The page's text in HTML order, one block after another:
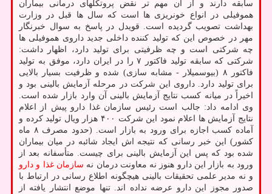
سابقه دارند و از آن مهم تر نقض پروتکلهای درمانی بیماران
هموفیلی در انواع خونریزی ها است که سال ها قبل در وزارت
بهداشت تصویب گردیده است. قویدل در پاسخ به سوال خبرنگار
مهر در خصوص این که تولید کننده داخلی جدید داروی هموفیلی ها
چه شرکتی است و چه ظرفیتی برای تولید دارد، اظهار داشت:
شرکتی که سابقه تولید فاکتور ۷ را در ایران دارد، موفق به تولید
فاکتور ۸ (بیوسمیلار - مشابه سازی) شده و ظرفیت بسیار بالایی
برای تولید دارد. داروی این شرکت در مرحله آزمایش بالینی بود و
اخیراً در میانه کسب نتایج آزمایش بالینی آن وارد بازار شده است.
وی ادامه داد: جالب است رئیس سازمان غذا دارو پیش از اعلام
نتایج آزمایش ها اعلام نمود این شرکت ۴۰۰ هزار ویال تولید کرده و
آماده کسب اجازه برای ورود به بازار است. (حدود مصرف ۸ ماه
کشور) این خبر رسانی که نتیجه اش ایجاد شائبه در میان بیماران
شده بود که پس این آزمایش بالینی برای چیست. متأسفانه بعد از
ورود به بازار این دارو هنوز نه معاونت درمان نه سازمان غذا و دارو
و نه مدیر علمی تحقیقات بالینی هیچگونه اطلاع رسانی در ارتباط با
صدور مجوز این دارو عرضه نداده اند. تنها موضع انتشار یافته از